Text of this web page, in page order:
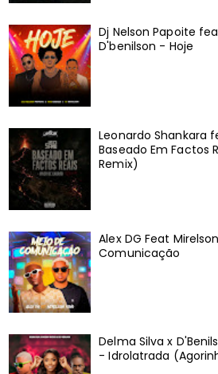
Dj Nelson Papoite
D'benilson - Hoje
Leonardo Shankara
Baseado Em Factos
Remix)
Alex DG Feat
Comunicação
Delma Silva x
- Idrolatrada